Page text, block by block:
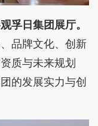
孚日集团展厅。
品牌文化、创新
质与未来规划
的发展实力与创